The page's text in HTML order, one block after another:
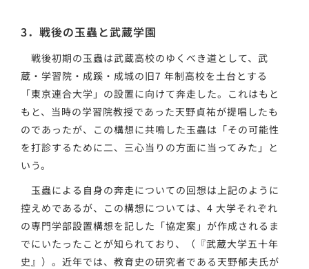
3．戦後の玉蟲と武蔵学園
戦後初期の玉蟲は武蔵高校のゆくべき道として、武
蔵・学習院・成蹊・成城の旧7 年制高校を土台とする
「東京連合大学」の設置に向けて奔走した。これはもと
もと、当時の学習院教授であった天野貞祐が提唱したも
のであったが、この構想に共鳴した玉蟲は「その可能性
を打診するために二、三心当りの方面に当ってみた」と
いう。
玉蟲による自身の奔走についての回想は上記のように
控えめであるが、この構想については、4 大学それぞれ
の専門学部設置構想を記した「協定案」が作成されるま
でにいたったことが知られており、（『武蔵大学五十年
史』）。近年では、教育史の研究者である天野郁夫氏が